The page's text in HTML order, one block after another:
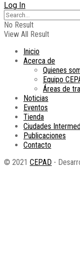
Log In
No Result
View All Result
Inicio
Acerca de
Quienes
Equipo
Áreas de
Noticias
Eventos
Tienda
Ciudades
Publicaciones
Contacto
© 2021 CEPAD -